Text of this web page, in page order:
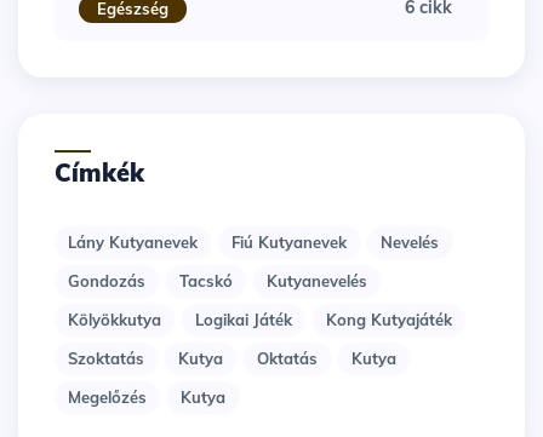
Egészség 6 cikk
Címkék
Lány Kutyanevek Fiú Kutyanevek
Nevelés
Gondozás
Tacskó
Kutyanevelés
Kölyökkutya
Logikai Játék
Kong Kutyajáték
Szoktatás
Kutya Oktatás
Kutya
Megelőzés
Kutya